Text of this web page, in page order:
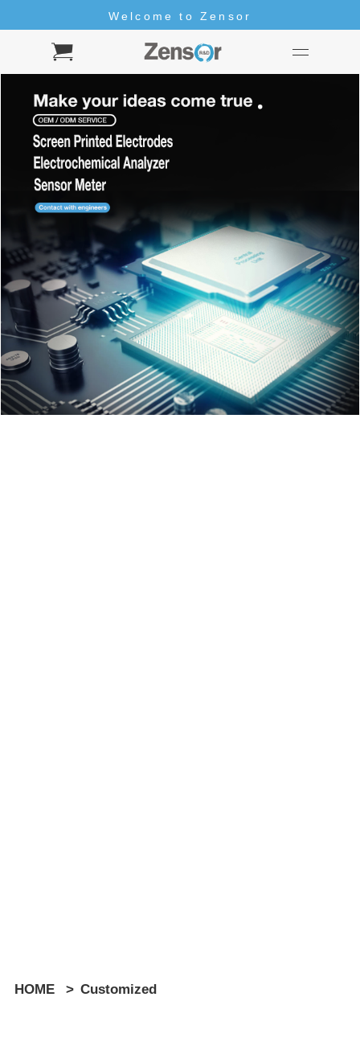
Welcome to Zensor
Welcome to Zensor
HOME > Customized